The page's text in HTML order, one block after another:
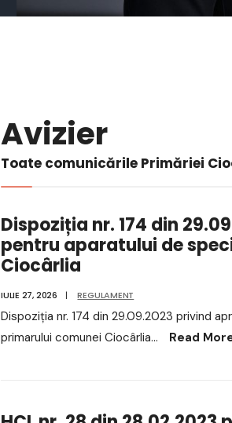
Avizier
Toate comunicările Primăriei
Dispoziția nr. 174 din
pentru aparatului de
Ciocârlia
IULIE 27, 2026 | REGULAMENT
Dispoziția nr. 174 din 29.09.2023 privind
primarului comunei Ciocârlia... Read